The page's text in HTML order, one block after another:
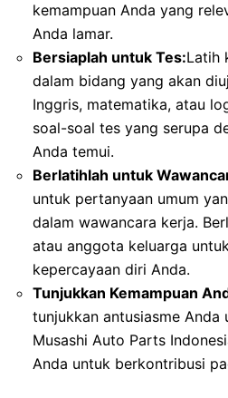
kemampuan Anda yang
Anda lamar.
Bersiaplah untuk Tes:Latih
dalam bidang yang akan
Inggris, matematika, atau
soal-soal tes yang serupa
Anda temui.
Berlatihlah untuk
untuk pertanyaan umum
dalam wawancara kerja.
atau anggota keluarga
kepercayaan diri Anda.
Tunjukkan Kemampuan
tunjukkan antusiasme Anda
Musashi Auto Parts
Anda untuk berkontribusi